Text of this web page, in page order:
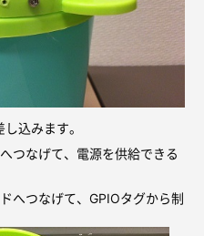
込みます。
つなげて、電源を供給できる
へつなげて、GPIOタグから制